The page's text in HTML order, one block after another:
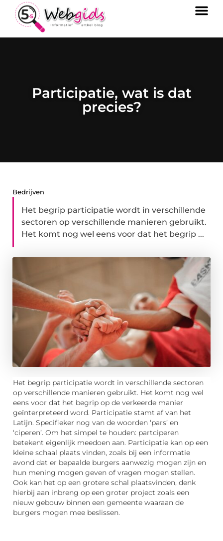
Participatie, wat is dat
precies?
Bedrijven
Het begrip participatie wordt in verschillende
sectoren op verschillende manieren gebruikt.
Het komt nog wel eens voor dat het begrip ...
Het begrip participatie wordt in verschillende sectoren
op verschillende manieren gebruikt. Het komt nog wel
eens voor dat het begrip op de verkeerde manier
geïnterpreteerd word. Participatie stamt af van het
Latijn. Specifieker nog van de woorden ‘pars’ en
‘ciperen’. Om het simpel te houden: partciperen
betekent eigenlijk meedoen aan. Participatie kan op een
kleine schaal plaats vinden, zoals bij een informatie
avond dat er bepaalde burgers aanwezig mogen zijn en
hun mening mogen geven of vragen mogen stellen.
Ook kan het op een grotere schal plaatsvinden, denk
hierbij aan inbreng op een groter project zoals een
nieuw gebouw binnen een gemeente waaraan de
burgers mogen mee beslissen.